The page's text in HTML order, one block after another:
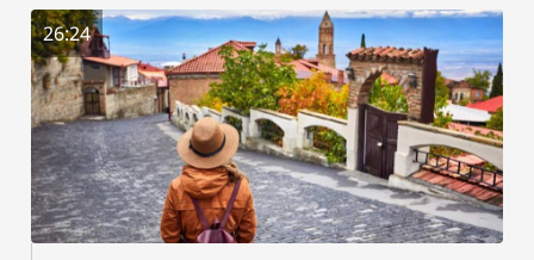
26:24